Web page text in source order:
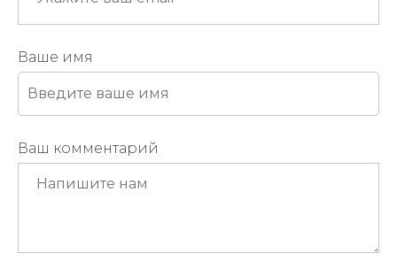
Ваше имя
Ваш комментарий